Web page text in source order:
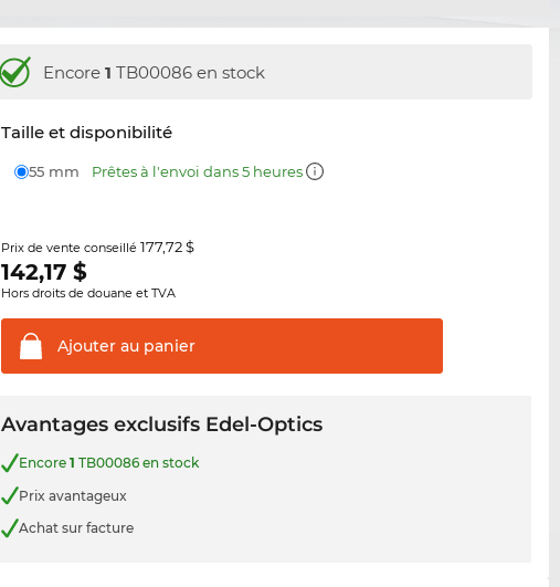
Encore1 TB00086 en stock
Taille et disponibilité
55 mm Prêtes à l'envoi dans 5 heures
Prix de vente conseillé177,72 $
142,17 $
Hors droits de douane et TVA
Ajouter au panier
Avantages exclusifs Edel-Optics
Encore1 TB00086 en stock
Prix avantageux
Achat sur facture